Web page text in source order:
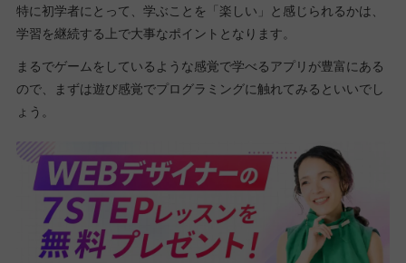
特に初学者にとって、学ぶことを「楽しい」と感じられるかは、
学習を継続する上で大事なポイントとなります。
まるでゲームをしているような感覚で学べるアプリが豊富にある
ので、まずは遊び感覚でプログラミングに触れてみるといいでし
ょう。